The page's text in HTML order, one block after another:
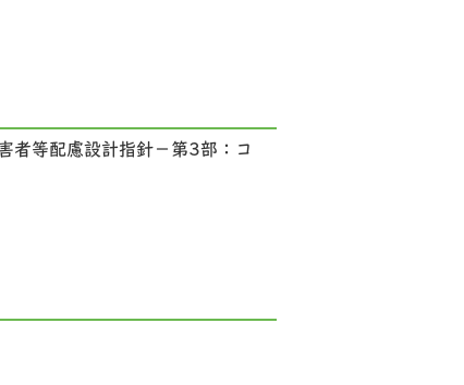
等配慮設計指針－第3部：コ